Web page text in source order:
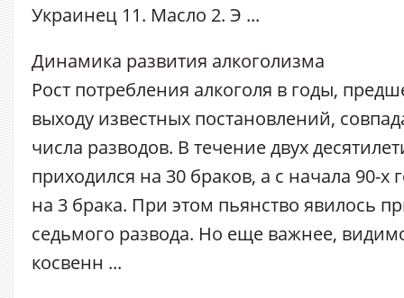
Украинец 11. Масло 2. Э ...
Динамика развития алкоголизма
Рост потребления алкоголя в годы,
выходу известных постановлений,
числа разводов. В течение двух
приходился на 30 браков, а с начала 90-х
на 3 брака. При этом пьянство явилось
седьмого развода. Но еще важнее,
косвенн ...